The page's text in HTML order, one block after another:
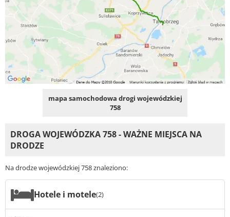
mapa samochodowa drogi wojewódzkiej
758
DROGA WOJEWÓDZKA 758 - WAŻNE MIEJSCA NA
DRODZE
Na drodze wojewódzkiej 758 znaleziono:
Hotele i motele(2)